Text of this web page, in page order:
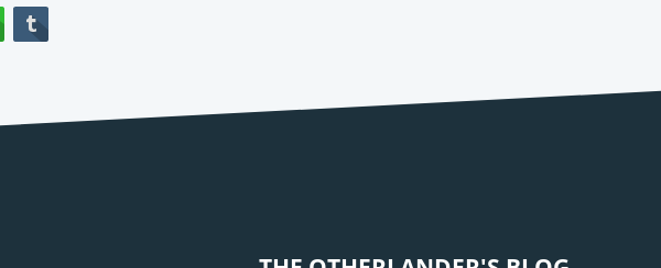
WhatsApp